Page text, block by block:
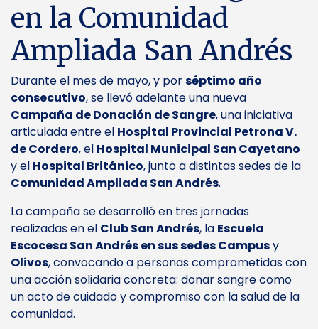
en la Comunidad
Ampliada San Andrés
Durante el mes de mayo, y porséptimo año
consecutivo, se llevó adelante una nueva
Campaña de Donación de Sangre, una iniciativa
articulada entre el Hospital Provincial Petrona V.
de Cordero, el Hospital Municipal San Cayetano
y el Hospital Británico, junto a distintas sedes de la
Comunidad Ampliada San Andrés.
La campaña se desarrolló en tres jornadas
realizadas en el Club San Andrés, la Escuela
Escocesa San Andrés en sus sedes Campusy
Olivos, convocando a personas comprometidas con
una acción solidaria concreta: donar sangre como
un acto de cuidado y compromiso con la salud de la
comunidad.